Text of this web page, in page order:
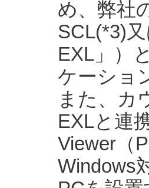
め、弊社
SCL(*3)
EXL」）
ケーショ
また、カ
EXLと連
Viewer（
Windows